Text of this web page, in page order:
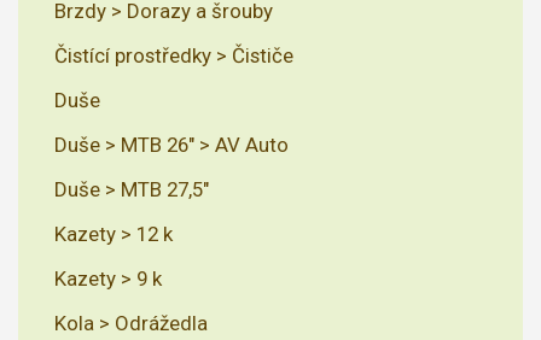
Brzdy > Dorazy a šrouby
Čistící prostředky > Čističe
Duše
Duše > MTB 26" > AV Auto
Duše > MTB 27,5"
Kazety > 12 k
Kazety > 9 k
Kola > Odrážedla